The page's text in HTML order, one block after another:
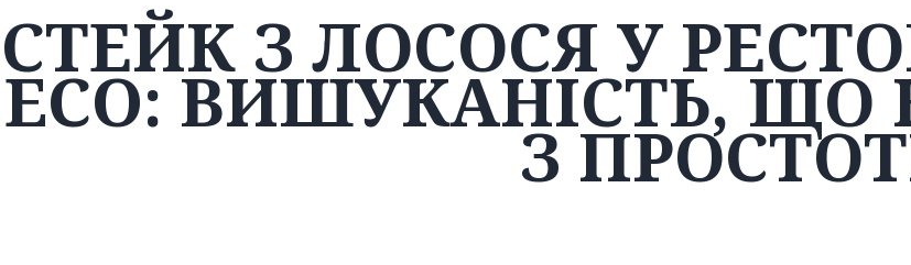
СТЕЙК З ЛОСОСЯ У
ECO: ВИШУКАНІСТЬ,
З